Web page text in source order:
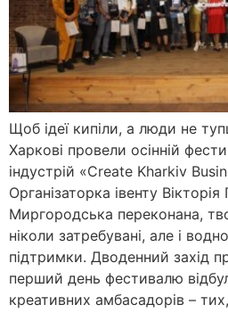
Щоб ідеї кипіли, а люди не
Харкові провели осінній
індустрій «Create Kharkiv
Організаторка івенту
Миргородська переконана,
ніколи затребувані, але і
підтримки. Дводенний захід
перший день фестивалю
креативних амбасадорів –